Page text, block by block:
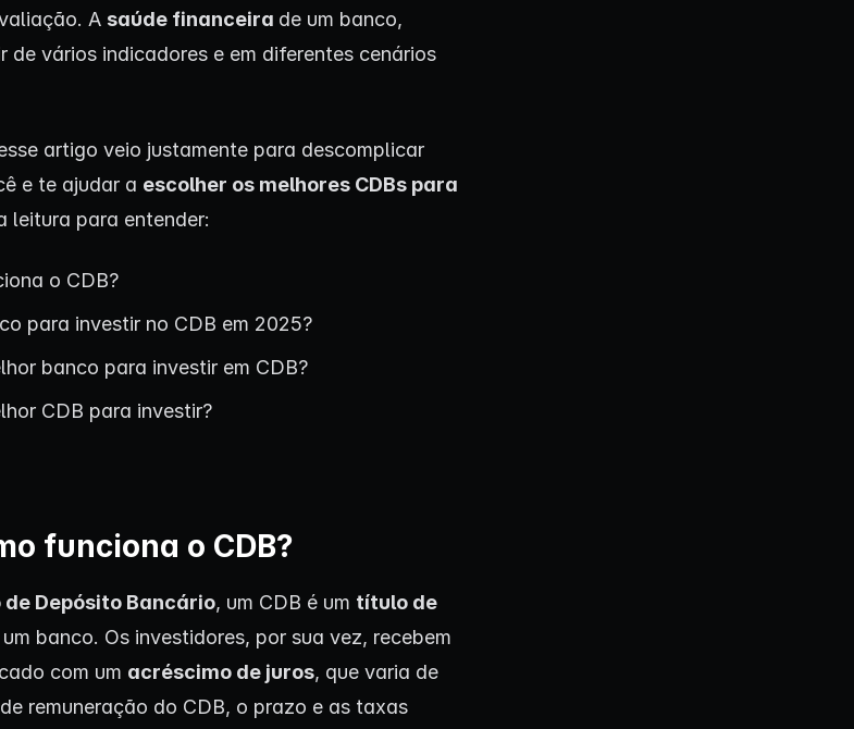
A saúde financeira de um banco,
de vários indicadores e em diferentes cenários
artigo veio justamente para descomplicar
e te ajudar a escolher os melhores CDBs para
leitura para entender:
o CDB?
para investir no CDB em 2025?
banco para investir em CDB?
CDB para investir?
funciona o CDB?
Depósito Bancário, um CDB é um título de
banco. Os investidores, por sua vez, recebem
com um acréscimo de juros, que varia de
remuneração do CDB, o prazo e as taxas